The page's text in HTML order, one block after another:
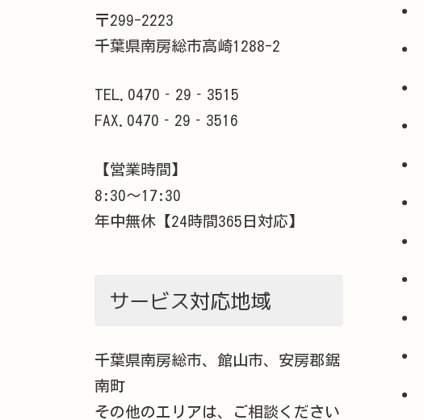
〒299-2223
千葉県南房総市高崎1288-2
TEL.0470‐29‐3515
FAX.0470‐29‐3516
【営業時間】
8:30～17:30
年中無休【24時間365日対応】
サービス対応地域
千葉県南房総市、館山市、安房郡鋸
南町
その他のエリアは、ご相談ください